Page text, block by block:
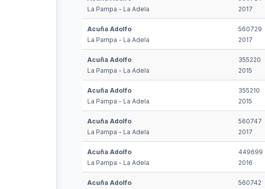
La Pampa - La Adela
2017
Acuña Adolfo
La Pampa - La Adela
560729
2017
Acuña Adolfo
La Pampa - La Adela
355220
2015
Acuña Adolfo
La Pampa - La Adela
355210
2015
Acuña Adolfo
La Pampa - La Adela
560747
2017
Acuña Adolfo
La Pampa - La Adela
449699
2016
Acuña Adolfo
560742